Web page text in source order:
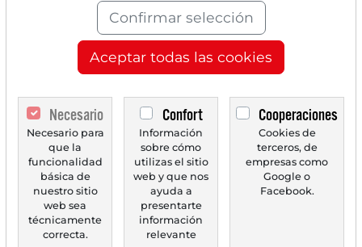
General Dynamics - ¡La empresa de defensa y
aeroespacial de EE. UU. supera todas las
expectativas: el auge marítimo y la cartera
récord impulsan la acción hacia arriba de
General Dynamics supera significativamente las
expectativas de los analistas en el primer trimestre...
Confirmar selección
Aceptar todas las cookies
Necesario
Necesario para
que la
funcionalidad
básica de
nuestro sitio
web sea
técnicamente
correcta.
Confort
Información
sobre cómo
utilizas el sitio
web y que nos
ayuda a
presentarte
información
relevante
Cooperaciones
Cookies de
terceros, de
empresas como
Google o
Facebook.